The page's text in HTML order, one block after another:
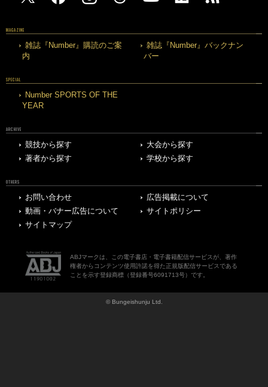
MAGAZINE
雑誌『Number』購読のご案
内
雑誌『Number』バックナン
バー
SPECIAL
Number SPORTS OF THE
YEAR
ARCHIVE
競技から探す
大会から探す
著者から探す
学校から探す
OTHERS
お問い合わせ
広告掲載について
動画・バナー広告について
サイトポリシー
サイトマップ
ABJマークは、この電子書店・電子書籍配信サービスが、著作
権者からコンテンツ使用許諾を得た正規版配信サービスである
ことを示す登録商標（登録番号6091713号）です。
© Bungeishunju Ltd.